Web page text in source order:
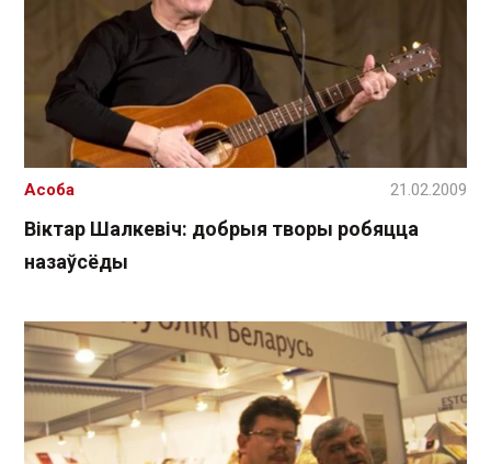
Віктар Шалкевіч: добрыя творы робяцца
назаўсёды
Асоба 21.02.2009